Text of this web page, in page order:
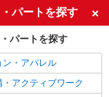
OK
OK
パートを探す
パートを探す
ン・アパレル
アクティブワーク